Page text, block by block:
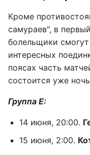
Кроме
самураев", в
болельщики
интересных
поясах часть
состоится уже
Группа E:
14 июня, 20:00.
15 июня, 2:00.